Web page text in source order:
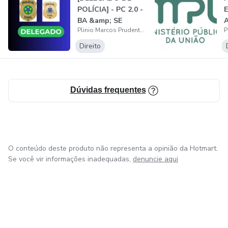
Direito Penal - Sarah Feitosa/Márcio Danilo
Direito Processual Penal - Sarah Feitosa/Márcio Danilo
Direito Civil - Thiago Ramos
Administração Pública - Gracindo Andrade
POLÍCIA] - PC 2.0 -
BA &amp; SE
Plinio Marcos Prudente Rocha
Direito
Dúvidas frequentes
O conteúdo deste produto não representa a opinião da Hotmart.
Se você vir informações inadequadas, denuncie aqui